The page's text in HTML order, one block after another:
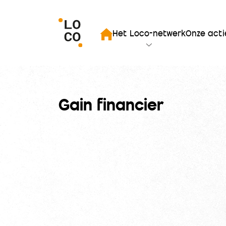
Startpagina
Het Loco-netwerkOnze
zoekopdracht
Gain financier